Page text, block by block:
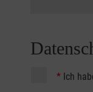
* Ich